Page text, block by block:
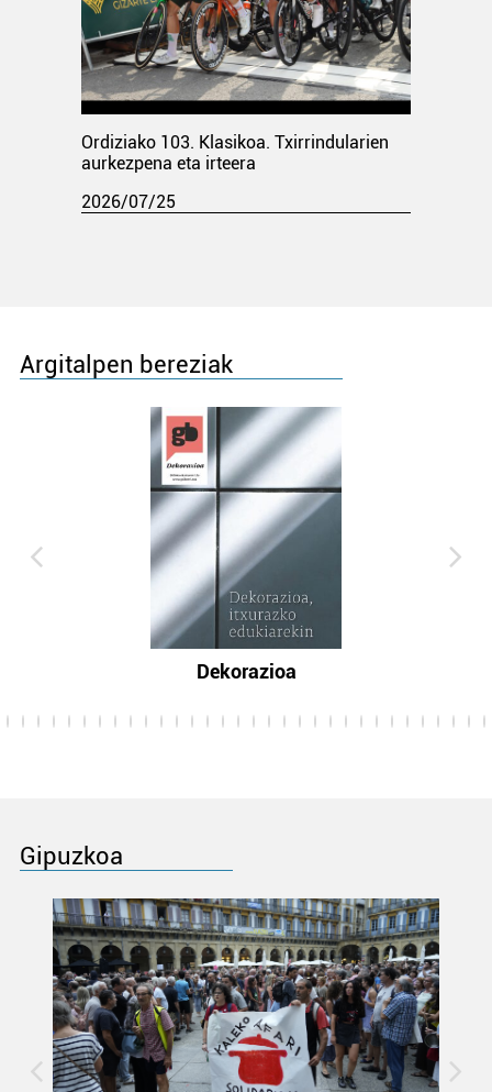
Ordiziako 103. Klasikoa. Txirrindularien
aurkezpena eta irteera
2026/07/25
Argitalpen bereziak
Dekorazioa
Gipuzkoa